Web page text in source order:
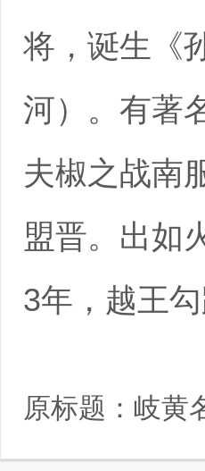
将，诞生《
河）。有著
夫椒之战南
盟晋。出如
3年，越王
原标题： 岐黄